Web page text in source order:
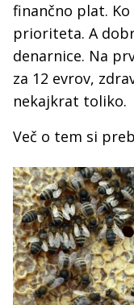
finančno plat.
prioriteta. A
denarnice. Na
za 12 evrov,
nekajkrat toliko.
Več o tem si